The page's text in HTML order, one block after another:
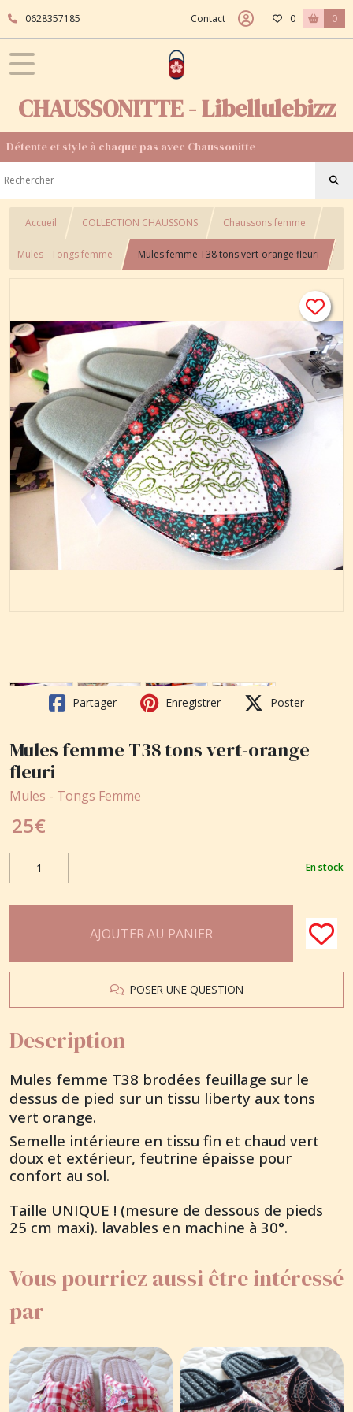
0628357185 Contact 0 0
CHAUSSONITTE - Libellulebizz
Détente et style à chaque pas avec Chaussonitte
Accueil COLLECTION CHAUSSONS Chaussons femme
Mules - Tongs femme Mules femme T38 tons vert-orange fleuri
Partager Enregistrer Poster
Mules femme T38 tons vert-orange
fleuri
Mules - Tongs Femme
25€
En stock
AJOUTER AU PANIER
POSER UNE QUESTION
Description
Mules femme T38 brodées feuillage sur le
dessus de pied sur un tissu liberty aux tons
vert orange.
Semelle intérieure en tissu fin et chaud vert
doux et extérieur, feutrine épaisse pour
confort au sol.
Taille UNIQUE ! (mesure de dessous de pieds
25 cm maxi). lavables en machine à 30°.
Vous pourriez aussi être intéressé
par